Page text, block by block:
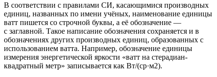
В соответствии с правилами СИ, касающимися производных
единиц, названных по имени учёных, наименование единицы
ватт пишется со строчной буквы, а её обозначение —
с заглавной. Такое написание обозначения сохраняется и в
обозначениях других производных единиц, образованных с
использованием ватта. Например, обозначение единицы
измерения энергетической яркости «ватт на стерадиан-
квадратный метр» записывается как Вт/(ср·м2).